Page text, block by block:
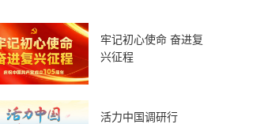
牢记初心使命 奋进复
兴征程
活力中国调研行